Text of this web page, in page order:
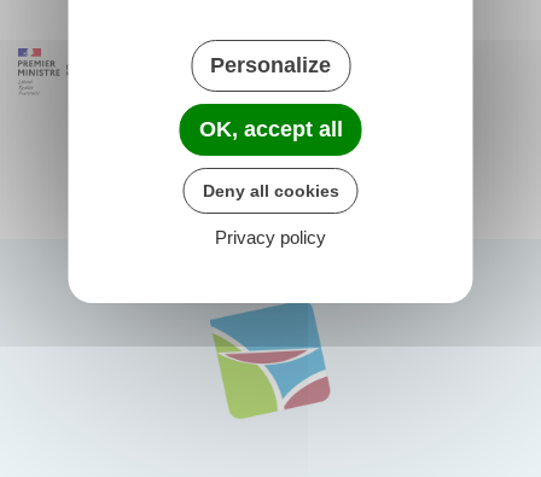
Personalize
OK, accept all
Deny all cookies
Privacy policy